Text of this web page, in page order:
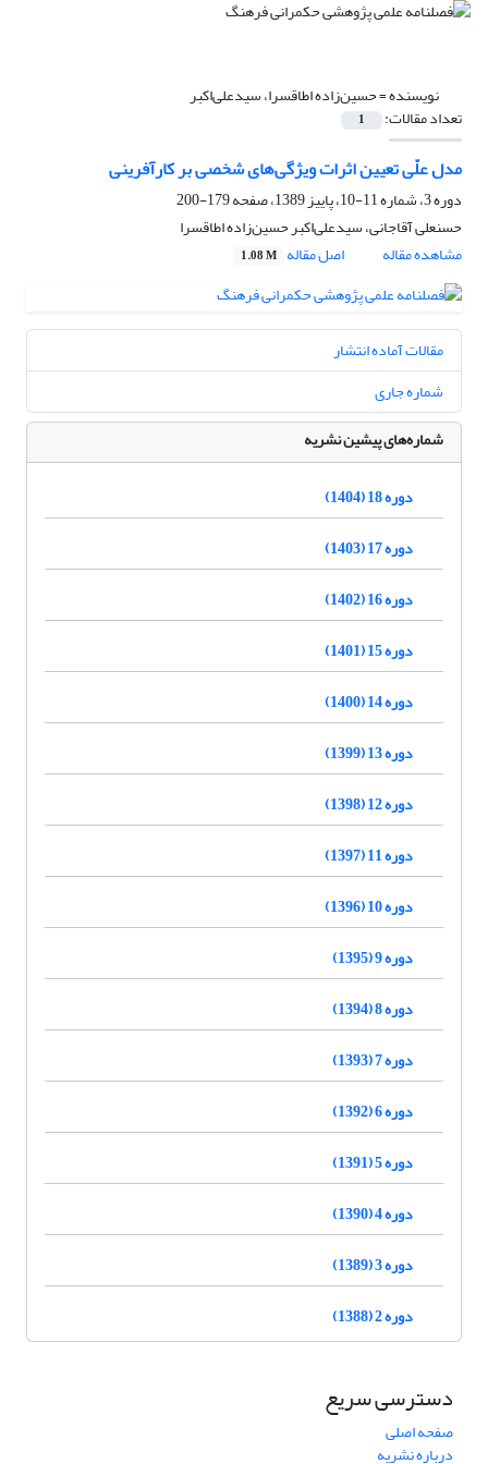
نویسنده =حسین‌­زاده اطاقسرا، سیدعلی‌اکبر
تعداد مقالات: 1
مدل علّی تعیین اثرات ویژگی­‌های شخصی بر کارآفرینی
دوره 3، شماره 11-10، پاییز 1389، صفحه
179-200
حسنعلی آقاجانی، سیدعلی‌اکبر حسین‌­زاده اطاقسرا
مشاهده مقاله
اصل مقاله 1.08 M
مقالات آماده انتشار
شماره جاری
شماره‌های پیشین نشریه
دوره 18 (1404)
دوره 17 (1403)
دوره 16 (1402)
دوره 15 (1401)
دوره 14 (1400)
دوره 13 (1399)
دوره 12 (1398)
دوره 11 (1397)
دوره 10 (1396)
دوره 9 (1395)
دوره 8 (1394)
دوره 7 (1393)
دوره 6 (1392)
دوره 5 (1391)
دوره 4 (1390)
دوره 3 (1389)
دوره 2 (1388)
دسترسی سریع
صفحه اصلی
درباره نشریه